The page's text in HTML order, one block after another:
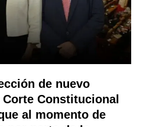
de nuevo
Constitucional
al momento de